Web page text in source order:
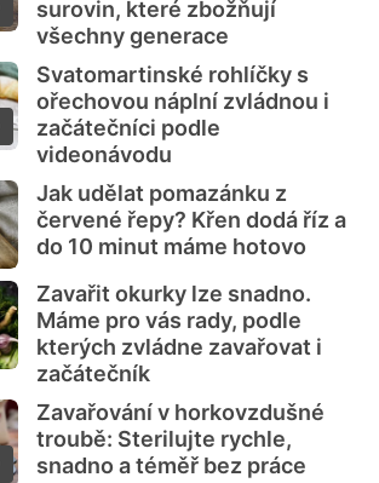
surovin, které zbožňují
všechny generace
Svatomartinské rohlíčky s
ořechovou náplní zvládnou i
začátečníci podle
videonávodu
Jak udělat pomazánku z
červené řepy? Křen dodá říz a
do 10 minut máme hotovo
Zavařit okurky lze snadno.
Máme pro vás rady, podle
kterých zvládne zavařovat i
začátečník
Zavařování v horkovzdušné
troubě: Sterilujte rychle,
snadno a téměř bez práce